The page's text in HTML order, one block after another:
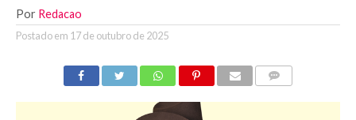
Por Redacao
Postado em 17 de outubro de 2025